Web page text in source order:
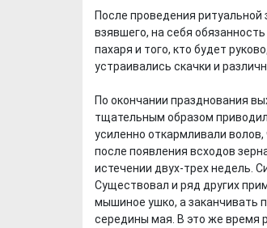
После проведения ритуальной
взявшего, на себя
пахаря и того, кто будет
устраивались скачки и
По окончании празднования
тщательным образом
усиленно откармливали
после появления всходов
истечении двух-трех недель.
Существовал и ряд других
мышиное ушко, а заканчивать
середины мая. В это же время